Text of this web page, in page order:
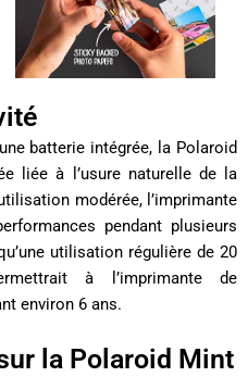
batterie intégrée, la Polaroid
liée à l’usure naturelle de la
modérée, l’imprimante
pendant plusieurs
utilisation régulière de 20
à l’imprimante de
environ 6 ans.
la Polaroid Mint